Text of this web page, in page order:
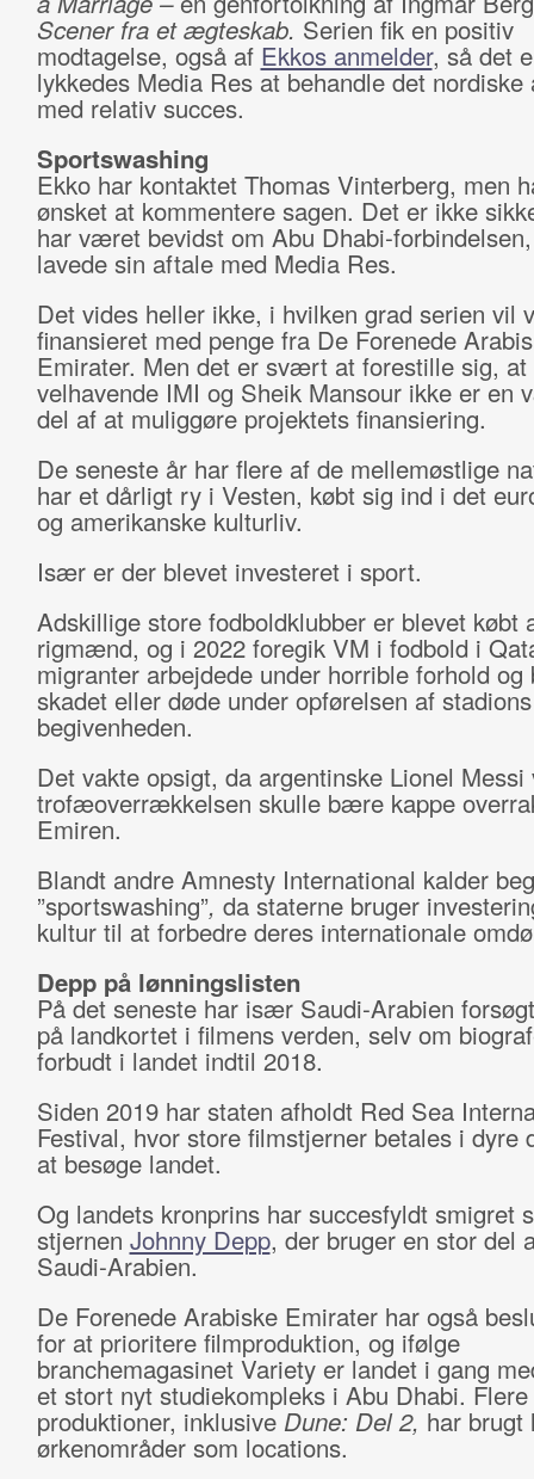
Scener fra et ægteskab. Serien fik en positiv
modtagelse, også af Ekkos anmelder, så det
lykkedes Media Res at behandle det nordiske
med relativ succes.
Sportswashing
Ekko har kontaktet Thomas Vinterberg, men
ønsket at kommentere sagen. Det er ikke
har været bevidst om Abu Dhabi-
lavede sin aftale med Media Res.
Det vides heller ikke, i hvilken grad serien vil
finansieret med penge fra De Forenede
Emirater. Men det er svært at forestille sig, at
velhavende IMI og Sheik Mansour ikke er en
del af at muliggøre projektets finansiering.
De seneste år har flere af de mellemøstlige
har et dårligt ry i Vesten, købt sig ind i det
og amerikanske kulturliv.
Især er der blevet investeret i sport.
Adskillige store fodboldklubber er blevet købt
rigmænd, og i 2022 foregik VM i fodbold i
migranter arbejdede under horrible forhold og
skadet eller døde under opførelsen af
begivenheden.
Det vakte opsigt, da argentinske Lionel Messi
trofæoverrækkelsen skulle bære kappe
Emiren.
Blandt andre Amnesty International kalder
”sportswashing”, da staterne bruger
kultur til at forbedre deres internationale
Depp på lønningslisten
På det seneste har især Saudi-Arabien
på landkortet i filmens verden, selv om
forbudt i landet indtil 2018.
Siden 2019 har staten afholdt Red Sea
Festival, hvor store filmstjerner betales i dyre
at besøge landet.
Og landets kronprins har succesfyldt smigret
stjernen Johnny Depp, der bruger en stor del
Saudi-Arabien.
De Forenede Arabiske Emirater har også
for at prioritere filmproduktion, og ifølge
branchemagasinet Variety er landet i gang
et stort nyt studiekompleks i Abu Dhabi.
produktioner, inklusive Dune: Del 2, har brugt
ørkenområder som locations.